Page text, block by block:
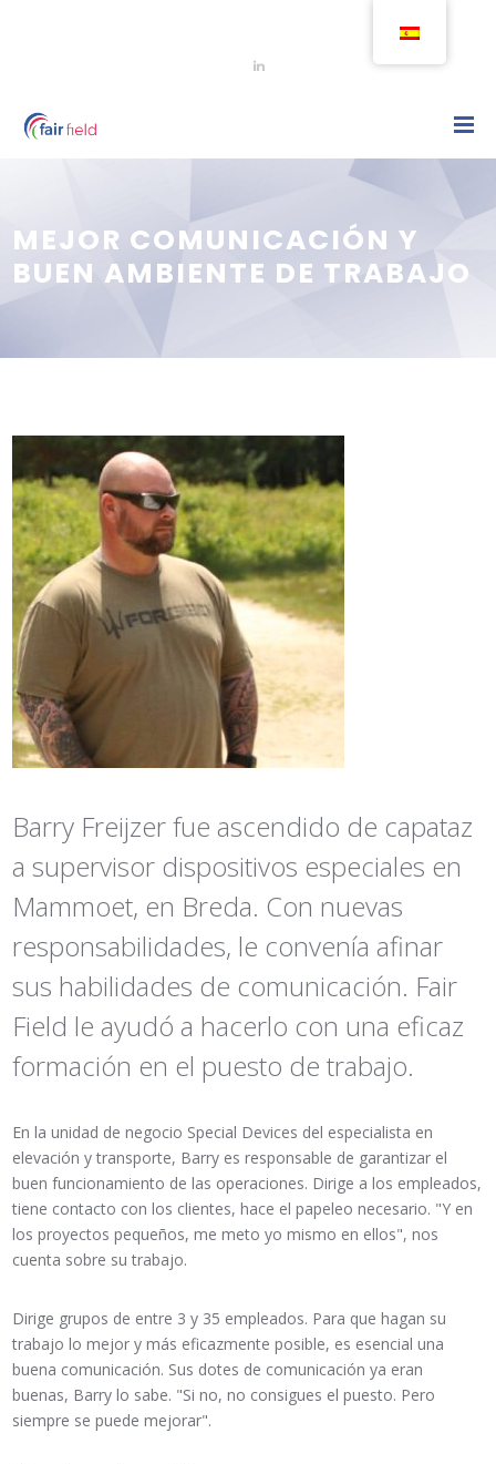
MEJOR COMUNICACIÓN Y
BUEN AMBIENTE DE TRABAJO
Barry Freijzer fue ascendido de capataz
asupervisor dispositivos especiales en
Mammoet, en Breda. Con nuevas
responsabilidades, le convenía afinar
sus habilidades de comunicación. Fair
Field le ayudó a hacerlo con una eficaz
formación en el puesto de trabajo.
En la unidad de negocio Special Devices del especialista en
elevación y transporte, Barry es responsable de garantizar el
buen funcionamiento de las operaciones. Dirige a los empleados,
tiene contacto con los clientes, hace el papeleo necesario. "Y en
los proyectos pequeños, me meto yo mismo en ellos", nos
cuenta sobre su trabajo.
Dirige grupos de entre 3 y 35 empleados. Para que hagan su
trabajo lo mejor y más eficazmente posible, es esencial una
buena comunicación. Sus dotes de comunicación ya eran
buenas, Barry lo sabe. "Si no, no consigues el puesto. Pero
siempre se puede mejorar".